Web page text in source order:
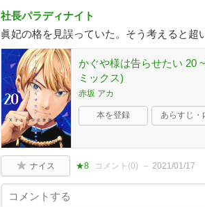
社長パラディナイト
眞妃の格を見誤っていた。そう考えると超
かぐや様は告らせたい 20
ミックス)
赤坂 アカ
本を登録 あらすじ・
ナイス ★8 コメント(0) 2021/01/17